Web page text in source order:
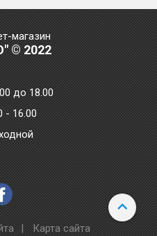
магазин
© 2022
до 18.00
- 16.00
| Карта сайта